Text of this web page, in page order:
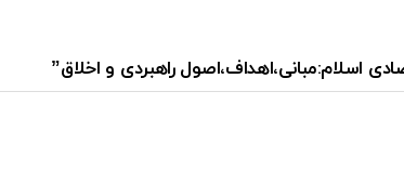
اسلام:مبانی،اهداف،اصول راهبردی و اخلاق”